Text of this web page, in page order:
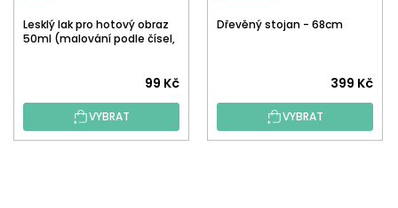
Lesklý lak pro hotový obraz
50ml (malování podle čísel,
hodnocení
produktu
je
99 Kč
VYBRAT
Dřevěný stojan - 68cm
399 Kč
VYBRAT